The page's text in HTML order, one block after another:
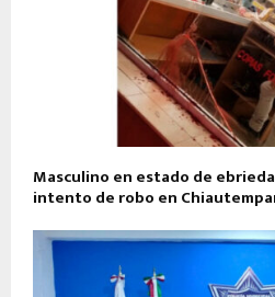
Masculino en estado de
intento de robo en